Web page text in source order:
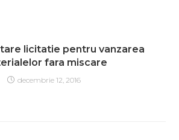
licitatie pentru vanzarea
fara miscare
decembrie 12, 2016